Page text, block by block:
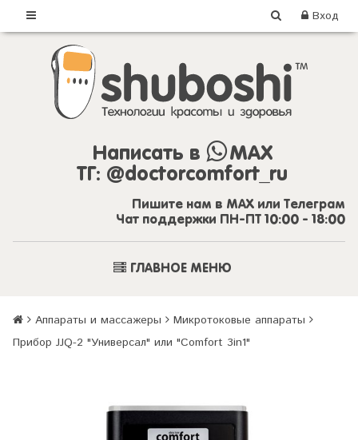
Вход
Написать в
MAX
ТГ: @doctorcomfort_ru
Пишите нам в MAX или Телеграм
Чат поддержки ПН-ПТ 10:00 - 18:00
ГЛАВНОЕ МЕНЮ
Аппараты и массажеры
Микротоковые аппараты
Прибор JJQ-2 "Универсал" или "Comfort 3in1"